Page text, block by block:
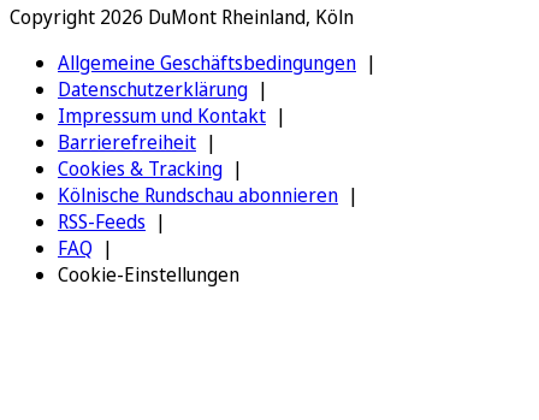
Copyright 2026 DuMont Rheinland, Köln
Allgemeine Geschäftsbedingungen
Datenschutzerklärung
Impressum und Kontakt
Barrierefreiheit
Cookies & Tracking
Kölnische Rundschau abonnieren
RSS-Feeds
FAQ
Cookie-Einstellungen